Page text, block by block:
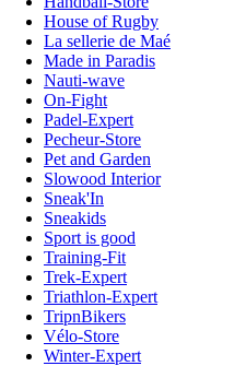
House of Rugby
La sellerie de Maé
Made in Paradis
Nauti-wave
On-Fight
Padel-Expert
Pecheur-Store
Pet and Garden
Slowood Interior
Sneak'In
Sneakids
Sport is good
Training-Fit
Trek-Expert
Triathlon-Expert
TripnBikers
Vélo-Store
Winter-Expert